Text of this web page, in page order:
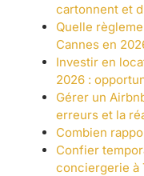
cartonnent et
Quelle
Cannes en
Investir en
2026 :
Gérer un
erreurs et la
Combien
Confier
conciergerie à